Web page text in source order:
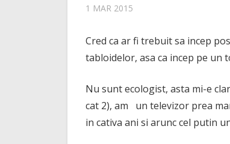
1 MAR 2015
Cred ca ar fi trebuit sa incep
tabloidelor, asa ca incep pe un
Nu sunt ecologist, asta mi-e
cat 2), am un televizor prea
in cativa ani si arunc cel putin